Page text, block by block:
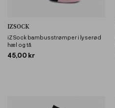
IZSOCK
iZ Sock bambusstrømper i lyserød
hæl og tå
45,00 kr